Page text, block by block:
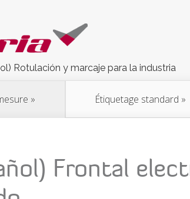
Rotulación y marcaje para la industria
» Étiquetage standard »
Frontal